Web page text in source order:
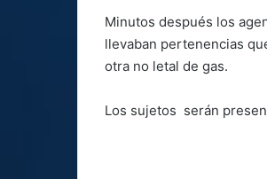
Minutos después los
llevaban pertenencias
otra no letal de gas.
Los sujetos serán